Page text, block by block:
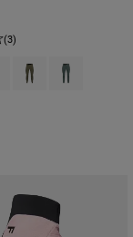
Scarlet.
(3)
type of Schwarz.
swatch type of
Product swatch
Product